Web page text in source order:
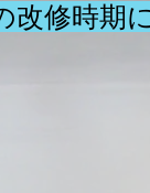
改修時期